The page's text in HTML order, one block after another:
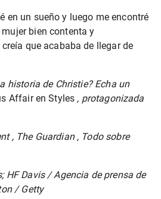
en un sueño y luego me encontré
bien contenta y
que acababa de llegar de
historia de Christie? Echa un
Affair en Styles , protagonizada
, The Guardian, Todo sobre
HF Davis / Agencia de prensa de
/ Getty